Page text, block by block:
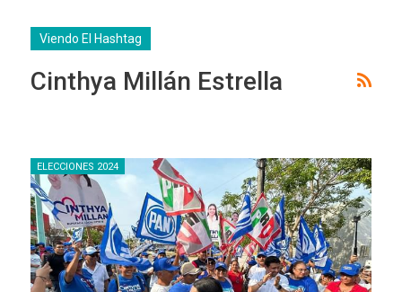
Viendo El Hashtag
Cinthya Millán Estrella
ELECCIONES 2024